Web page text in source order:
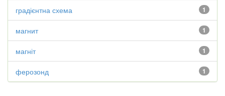
1
градієнтна схема
1
магнит
1
магніт
1
ферозонд